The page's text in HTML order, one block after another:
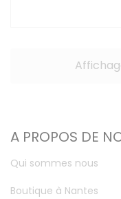
A PROPOS DE
Qui sommes nous
Boutique à Nantes